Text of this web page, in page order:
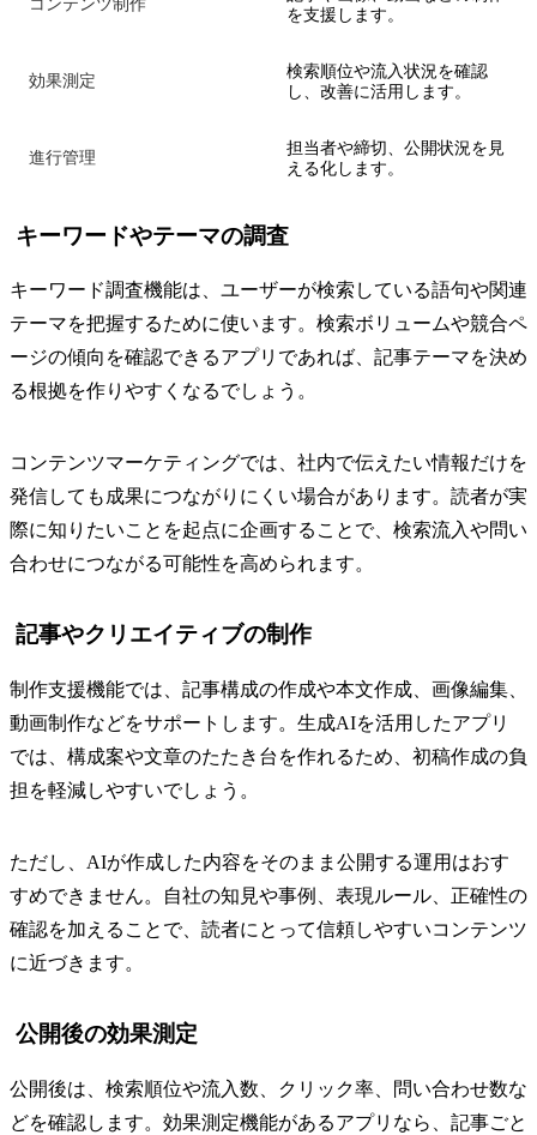
コンテンツ制作
を支援します。
効果測定
検索順位や流入状況を確認
し、改善に活用します。
進行管理
担当者や締切、公開状況を見
える化します。
キーワードやテーマの調査
キーワード調査機能は、ユーザーが検索している語句や関連
テーマを把握するために使います。検索ボリュームや競合ペ
ージの傾向を確認できるアプリであれば、記事テーマを決め
る根拠を作りやすくなるでしょう。
コンテンツマーケティングでは、社内で伝えたい情報だけを
発信しても成果につながりにくい場合があります。読者が実
際に知りたいことを起点に企画することで、検索流入や問い
合わせにつながる可能性を高められます。
記事やクリエイティブの制作
制作支援機能では、記事構成の作成や本文作成、画像編集、
動画制作などをサポートします。生成AIを活用したアプリ
では、構成案や文章のたたき台を作れるため、初稿作成の負
担を軽減しやすいでしょう。
ただし、AIが作成した内容をそのまま公開する運用はおす
すめできません。自社の知見や事例、表現ルール、正確性の
確認を加えることで、読者にとって信頼しやすいコンテンツ
に近づきます。
公開後の効果測定
公開後は、検索順位や流入数、クリック率、問い合わせ数な
どを確認します。効果測定機能があるアプリなら、記事ごと